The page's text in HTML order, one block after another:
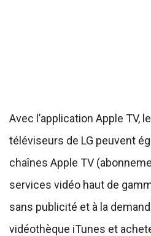
Avec l’application Apple TV,
téléviseurs de LG peuvent
chaînes Apple TV
services vidéo haut de
sans publicité et à la
vidéothèque iTunes et